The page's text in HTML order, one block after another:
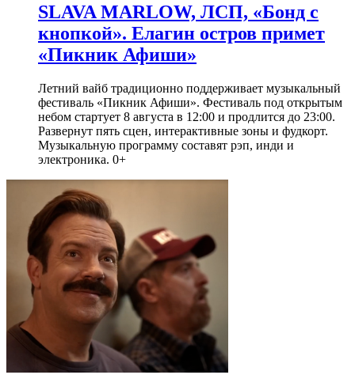
SLAVA MARLOW, ЛСП, «Бонд с
кнопкой». Елагин остров примет
«Пикник Афиши»
Летний вайб традиционно поддерживает музыкальный
фестиваль «Пикник Афиши». Фестиваль под открытым
небом стартует 8 августа в 12:00 и продлится до 23:00.
Развернут пять сцен, интерактивные зоны и фудкорт.
Музыкальную программу составят рэп, инди и
электроника. 0+